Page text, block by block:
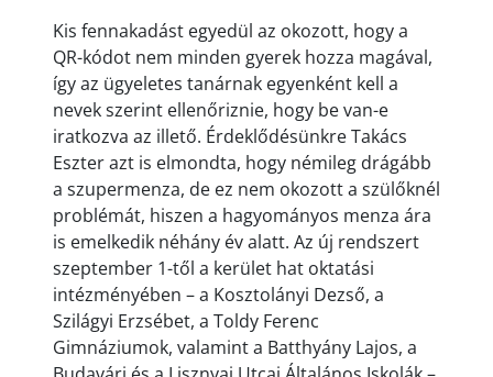
Kis fennakadást egyedül az okozott, hogy a
QR-kódot nem minden gyerek hozza magával,
így az ügyeletes tanárnak egyenként kell a
nevek szerint ellenőriznie, hogy be van-e
iratkozva az illető. Érdeklődésünkre Takács
Eszter azt is elmondta, hogy némileg drágább
a szupermenza, de ez nem okozott a szülőknél
problémát, hiszen a hagyományos menza ára
is emelkedik néhány év alatt. Az új rendszert
szeptember 1-től a kerület hat oktatási
intézményében – a Kosztolányi Dezső, a
Szilágyi Erzsébet, a Toldy Ferenc
Gimnáziumok, valamint a Batthyány Lajos, a